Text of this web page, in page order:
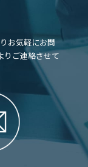
お気軽にお問
りご連絡させて